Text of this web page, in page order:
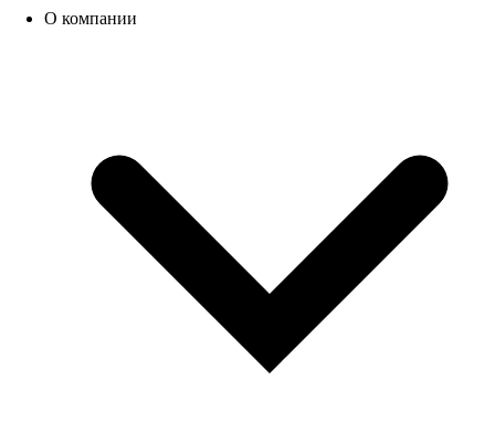
О компании